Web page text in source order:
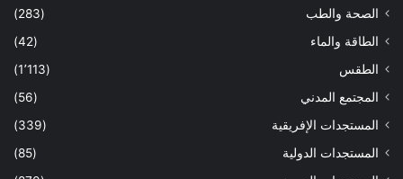
الصحة والطب
(283)
الطاقة والماء
(42)
الطقس
(1٬113)
المجتمع المدني
(56)
المستجدات الإفريقية
(339)
المستجدات الدولية
(85)